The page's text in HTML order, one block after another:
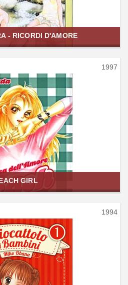
- RICORDI D'AMORE
1997
GIRL
1994